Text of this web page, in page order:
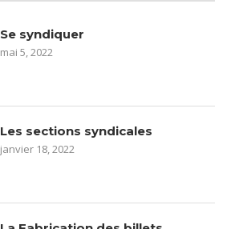
Se syndiquer
mai 5, 2022
Les sections syndicales
janvier 18, 2022